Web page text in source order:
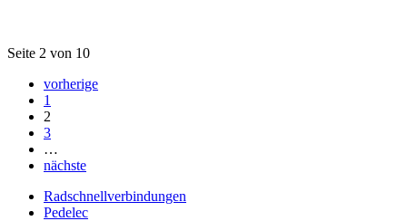
Seite 2 von 10
vorherige
1
2
3
…
nächste
Radschnellverbindungen
Pedelec